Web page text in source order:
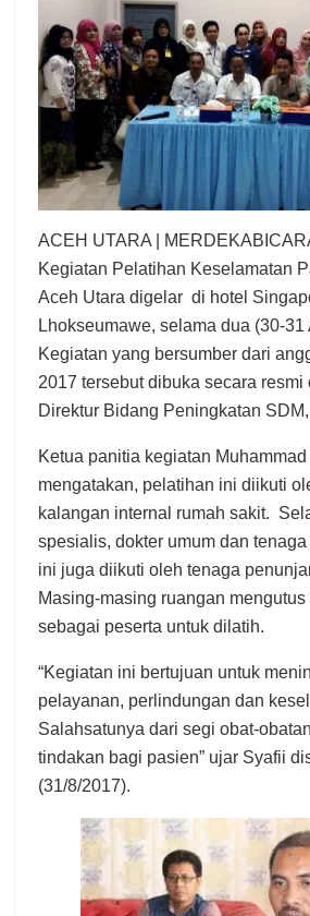
ACEH UTARA |
Kegiatan Pelatihan Keselamatan
Aceh Utara digelar di hotel
Lhokseumawe, selama dua (30-31
Kegiatan yang bersumber dari
2017 tersebut dibuka secara resmi
Direktur Bidang Peningkatan
Ketua panitia kegiatan
mengatakan, pelatihan ini diikuti
kalangan internal rumah sakit.
spesialis, dokter umum dan
ini juga diikuti oleh tenaga
Masing-masing ruangan
sebagai peserta untuk dilatih.
“Kegiatan ini bertujuan untuk
pelayanan, perlindungan dan
Salahsatunya dari segi obat-
tindakan bagi pasien” ujar Syafii
(31/8/2017).